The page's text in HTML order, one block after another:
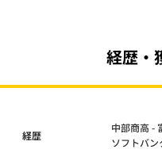
経歴・
経歴
中部商高 -
ソフトバン